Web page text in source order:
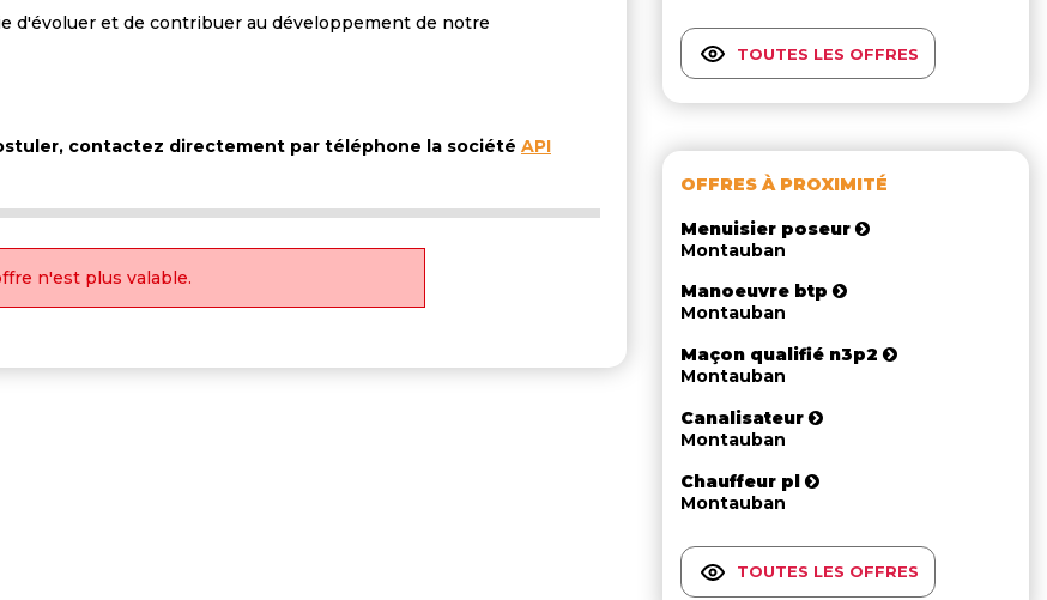
d'évoluer et de contribuer au développement de notre
contactez directement par téléphone la société API
n'est plus valable.
TOUTES LES OFFRES
OFFRES À PROXIMITÉ
Menuisier poseur
Montauban
Manoeuvre btp
Montauban
Maçon qualifié n3p2
Montauban
Canalisateur
Montauban
Chauffeur pl
Montauban
TOUTES LES OFFRES